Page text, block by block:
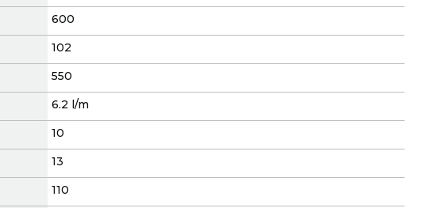
600
102
550
6.2 l/m
10
13
110